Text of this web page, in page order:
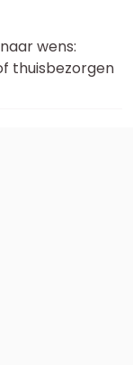
wens:
thuisbezorgen